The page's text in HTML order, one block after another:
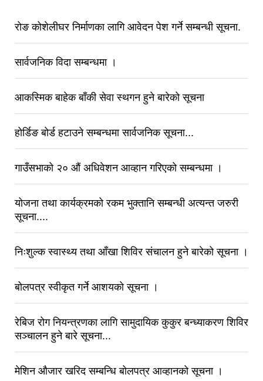
रोङ कोशेलीघर निर्माणका लागि आवेदन पेश गर्ने सम्बन्धी सूचना.
सार्वजनिक विदा सम्बन्धमा ।
आकस्मिक बाहेक बाँकी सेवा स्थगन हुने बारेको सूचना
होर्डिङ बोर्ड हटाउने सम्बन्धमा सार्वजनिक सूचना...
गाउँसभाको २० औं अधिवेशन आव्हान गरिएको सम्बन्धमा ।
योजना तथा कार्यक्रमको रकम भुक्तानि सम्बन्धी अत्यन्त जरुरी
सूचना....
निःशुल्क स्वास्थ्य तथा आँखा शिविर संचालन हुने बारेको सूचना ।
बोलपत्र स्वीकृत गर्ने आशयको सूचना ।
रेबिज रोग नियन्त्रणका लागि सामुदायिक कुकुर बन्ध्याकरण शिविर
सञ्चालन हुने बारे सूचना...
मेशिन औजार खरिद सम्बन्धि बोलपत्र आव्हानको सूचना ।